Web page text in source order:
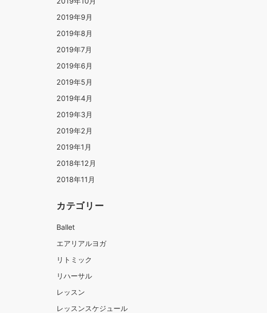
2019年9月
2019年8月
2019年7月
2019年6月
2019年5月
2019年4月
2019年3月
2019年2月
2019年1月
2018年12月
2018年11月
カテゴリー
Ballet
エアリアルヨガ
リトミック
リハーサル
レッスン
レッスンスケジュール